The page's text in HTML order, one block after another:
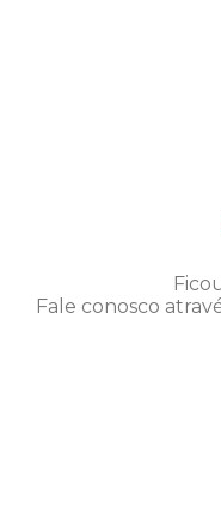
Fale conosco